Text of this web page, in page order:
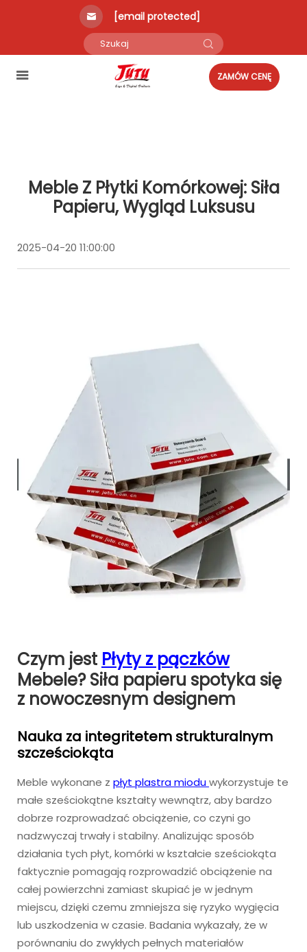
[email protected]
ZAMÓW CENĘ
Meble Z Płytki Komórkowej: Siła
Papieru, Wygląd Luksusu
2025-04-20 11:00:00
Czym jest Płyty z pączków
Mebele? Siła papieru spotyka się
z nowoczesnym designem
Nauka za integritetem strukturalnym
szcześciokąta
Meble wykonane z płyt plastra mioduwykorzystuje te
małe sześciokątne kształty wewnątrz, aby bardzo
dobrze rozprowadzać obciążenie, co czyni go
nadzwyczaj trwały i stabilny. Analizując sposób
działania tych płyt, komórki w kształcie sześciokąta
faktycznie pomagają rozprowadzić obciążenie na
całej powierzchni zamiast skupiać je w jednym
miejscu, dzięki czemu zmniejsza się ryzyko wygięcia
lub uszkodzenia w czasie. Badania wykazały, że w
porównaniu do zwykłych pełnych materiałów